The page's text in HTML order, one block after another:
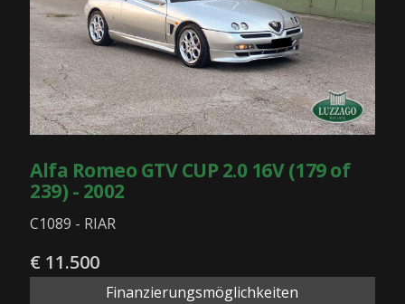
Alfa Romeo GTV CUP 2.0 16V (179 of
239) - 2002
C1089 - RIAR
€ 11.500
Finanzierungsmöglichkeiten